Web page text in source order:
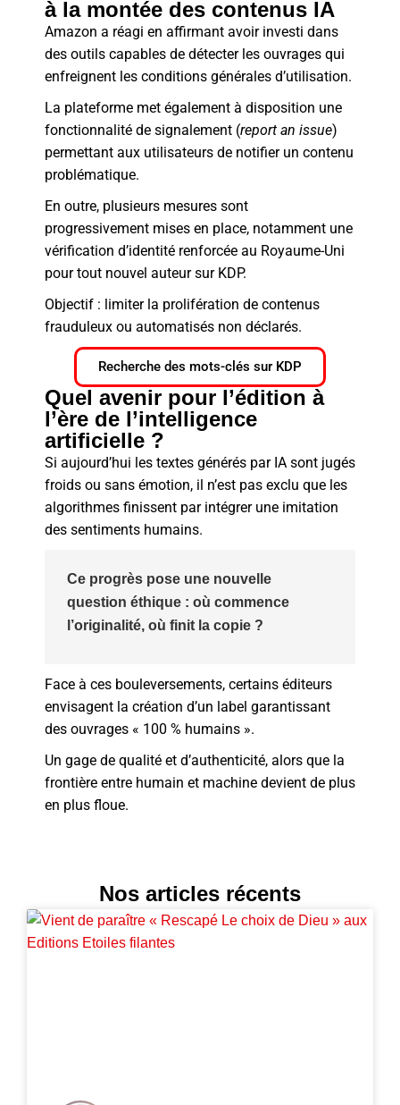
à la montée des contenus IA
Amazon a réagi en affirmant avoir investi dans
des outils capables de détecter les ouvrages qui
enfreignent les conditions générales d’utilisation.
La plateforme met également à disposition une
fonctionnalité de signalement (report an issue)
permettant aux utilisateurs de notifier un contenu
problématique.
En outre, plusieurs mesures sont
progressivement mises en place, notamment une
vérification d’identité renforcée au Royaume-Uni
pour tout nouvel auteur sur KDP.
Objectif : limiter la prolifération de contenus
frauduleux ou automatisés non déclarés.
Recherche des mots-clés sur KDP
Quel avenir pour l’édition à
l’ère de l’intelligence
artificielle ?
Si aujourd’hui les textes générés par IA sont jugés
froids ou sans émotion, il n’est pas exclu que les
algorithmes finissent par intégrer une imitation
des sentiments humains.
Ce progrès pose une nouvelle
question éthique : où commence
l’originalité, où finit la copie ?
Face à ces bouleversements, certains éditeurs
envisagent la création d’un label garantissant
des ouvrages « 100 % humains ».
Un gage de qualité et d’authenticité, alors que la
frontière entre humain et machine devient de plus
en plus floue.
Nos articles récents